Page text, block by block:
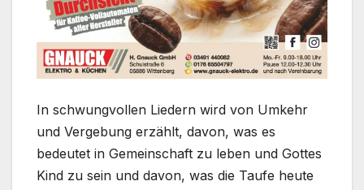
In schwungvollen Liedern wird von Umkehr
und Vergebung erzählt, davon, was es
bedeutet in Gemeinschaft zu leben und Gottes
Kind zu sein und davon, was die Taufe heute